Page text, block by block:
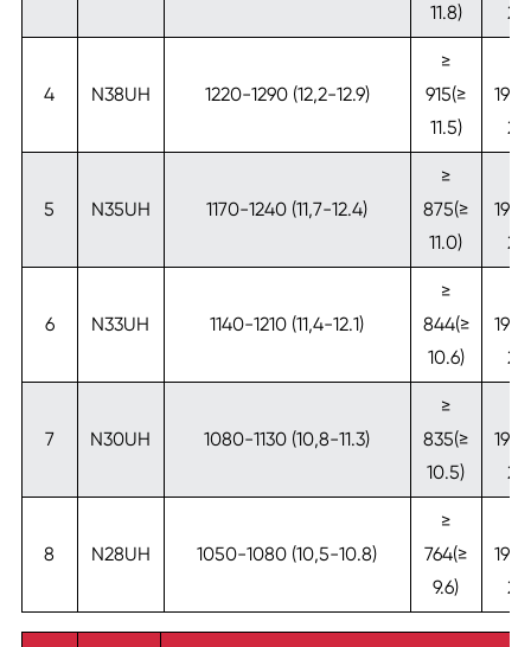
11.8)
25)
4 N38UH 1220-1290 (12,2-12.9)
≥
915(≥
11.5)
25)
5 N35UH 1170-1240 (11,7-12.4)
≥
875(≥
11.0)
25)
6 N33UH 1140-1210 (11,4-12.1)
≥
844(≥
10.6)
25)
7 N30UH 1080-1130 (10,8-11.3)
≥
835(≥
10.5)
25)
8 N28UH 1050-1080 (10,5-10.8)
≥
764(≥
9.6)
25)